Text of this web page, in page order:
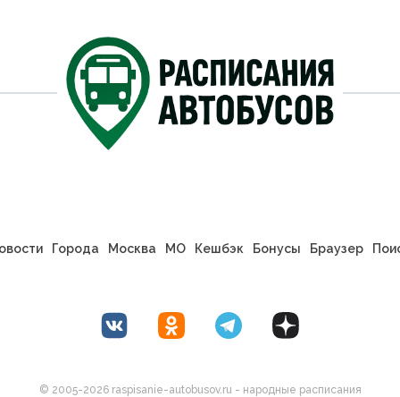
Города Москва МО Кешбэк Бонусы Браузер
© 2005-2026 raspisanie-autobusov.ru - народные расписания